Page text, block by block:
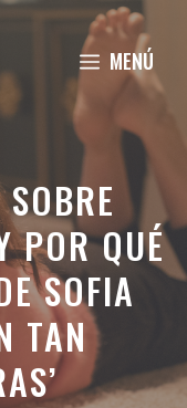
MENÚ
POR QUÉ
SOFIA
TAN